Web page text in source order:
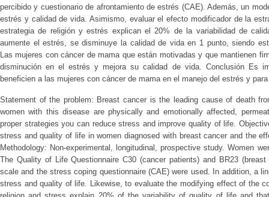
percibido y cuestionario de afrontamiento de estrés (CAE). Además, un
estrés y calidad de vida. Asimismo, evaluar el efecto modificador de la
estrategia de religión y estrés explican el 20% de la variabilidad de
aumente el estrés, se disminuye la calidad de vida en 1 punto, siendo
Las mujeres con cáncer de mama que están motivadas y que mantienen
disminución en el estrés y mejora su calidad de vida. Conclusión Es
beneficien a las mujeres con cáncer de mama en el manejo del estrés y
Statement of the problem: Breast cancer is the leading cause of death
women with this disease are physically and emotionally affected,
proper strategies you can reduce stress and improve quality of life.
stress and quality of life in women diagnosed with breast cancer and the
Methodology: Non-experimental, longitudinal, prospective study. Women
The Quality of Life Questionnaire C30 (cancer patients) and BR23
scale and the stress coping questionnaire (CAE) were used. In addition, a
stress and quality of life. Likewise, to evaluate the modifying effect of the